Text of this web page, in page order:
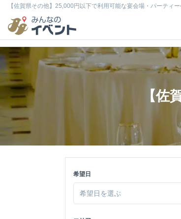
【佐賀県その他】25,000円以下で利用可能な宴会場・パーティ
【佐
希望日